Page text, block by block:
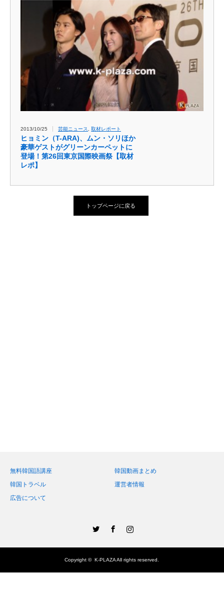
2013/10/25 芸能ニュース, 取材レポート
ヒョミン（T-ARA)、ムン・ソリほか
豪華ゲストがグリーンカーペットに
登場！第26回東京国際映画祭【取材
レポ】
トップページに戻る
無料韓国語講座
韓国動画まとめ
韓国トラベル
運営者情報
広告について
Copyright ©K-PLAZAAll rights reserved.